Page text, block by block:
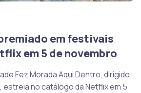
em festivais
em 5 de novembro
Fez Morada Aqui Dentro, dirigido
estreia no catálogo da Netflix em 5